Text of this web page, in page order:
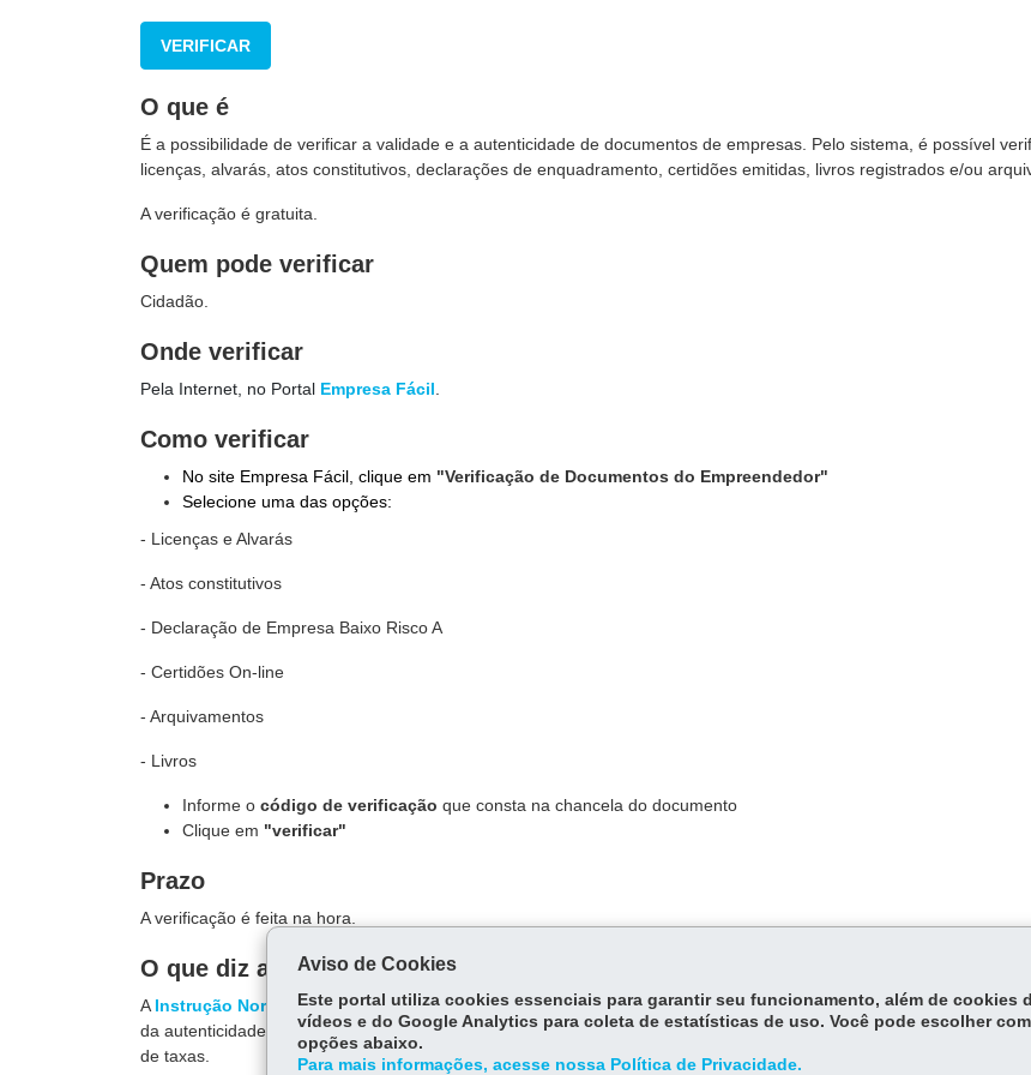
VERIFICAR
O que é
É a possibilidade de verificar a validade e a autenticidade de documentos de empresas. Pelo sistema, é possível
licenças, alvarás, atos constitutivos, declarações de enquadramento, certidões emitidas, livros registrados e/ou
A verificação é gratuita.
Quem pode verificar
Cidadão.
Onde verificar
Pela Internet, no Portal Empresa Fácil
Como verificar
No site Empresa Fácil, clique em "Verificação de Documentos do Empreendedor"
Selecione uma das opções:
- Licenças e Alvarás
- Atos constitutivos
- Declaração de Empresa Baixo Risco A
- Certidões On-line
- Arquivamentos
- Livros
Informe o código de verificação que consta na chancela do documento
Clique em "verificar"
Prazo
A verificação é feita na hora.
O que diz a lei
A Instrução Normativa 81, no artigo 41, § 2º, esclarece que a Junta Comercial disponibilizará pela internet meio de
da autenticidade do documento arquivado independentemente de autenticação de usuário e sem a necessidade do
de taxas.
Aviso de Cookies
Este portal utiliza cookies essenciais para garantir seu funcionamento, além de cookies
vídeos e do Google Analytics para coleta de estatísticas de uso. Você pode escolher
opções abaixo.
Para mais informações, acesse nossa Política de Privacidade.